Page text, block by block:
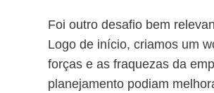
Foi outro desafio bem
Logo de início, criamos um
forças e as fraquezas da
planejamento podiam